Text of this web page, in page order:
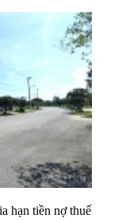
hạn tiền nợ thuế